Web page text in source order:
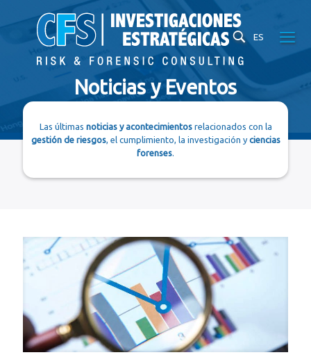
ES
Noticias y Eventos
Las últimas noticias y acontecimientosrelacionados con la
gestión de riesgos, el cumplimiento, la investigación yciencias
forenses.